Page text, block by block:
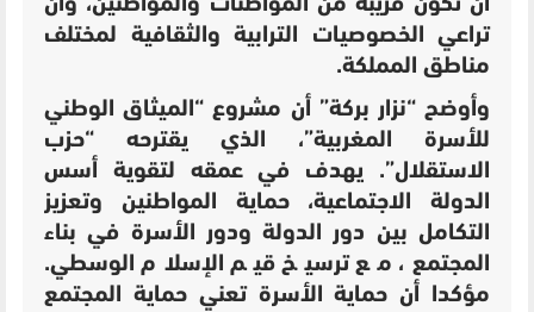
تراعي الخصوصيات الترابية والثقافية لمختلف
مناطق المملكة.
وأوضح “نزار بركة” أن مشروع “الميثاق الوطني
للأسرة المغربية”، الذي يقترحه “حزب
الاستقلال”. يهدف في عمقه لتقوية أسس
الدولة الاجتماعية، حماية المواطنين وتعزيز
التكامل بين دور الدولة ودور الأسرة في بناء
المجتمع، مع ترسيخ قيم الإسلام الوسطي.
مؤكدا أن حماية الأسرة تعني حماية المجتمع